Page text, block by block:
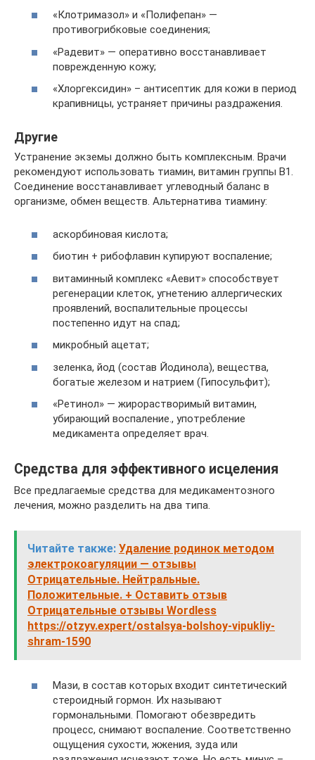
«Клотримазол» и «Полифепан» —
противогрибковые соединения;
«Радевит» — оперативно восстанавливает
поврежденную кожу;
«Хлоргексидин» – антисептик для кожи в период
крапивницы, устраняет причины раздражения.
Другие
Устранение экземы должно быть комплексным. Врачи
рекомендуют использовать тиамин, витамин группы В1.
Соединение восстанавливает углеводный баланс в
организме, обмен веществ. Альтернатива тиамину:
аскорбиновая кислота;
биотин + рибофлавин купируют воспаление;
витаминный комплекс «Аевит» способствует
регенерации клеток, угнетению аллергических
проявлений, воспалительные процессы
постепенно идут на спад;
микробный ацетат;
зеленка, йод (состав Йодинола), вещества,
богатые железом и натрием (Гипосульфит);
«Ретинол» — жирорастворимый витамин,
убирающий воспаление., употребление
медикамента определяет врач.
Средства для эффективного исцеления
Все предлагаемые средства для медикаментозного
лечения, можно разделить на два типа.
Читайте также: Удаление родинок методом
электрокоагуляции — отзывы
Отрицательные. Нейтральные.
Положительные. + Оставить отзыв
Отрицательные отзывы Wordless
https://otzyv.expert/ostalsya-bolshoy-vipukliy-
shram-1590
Мази, в состав которых входит синтетический
стероидный гормон. Их называют
гормональными. Помогают обезвредить
процесс, снимают воспаление. Соответственно
ощущения сухости, жжения, зуда или